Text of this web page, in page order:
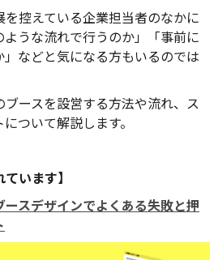
控えている企業担当者のなかに
うな流れで行うのか」「事前に
などと気になる方もいるのでは
ースを設営する方法や流れ、ス
ついて解説します。
います】
スデザインでよくある失敗と押